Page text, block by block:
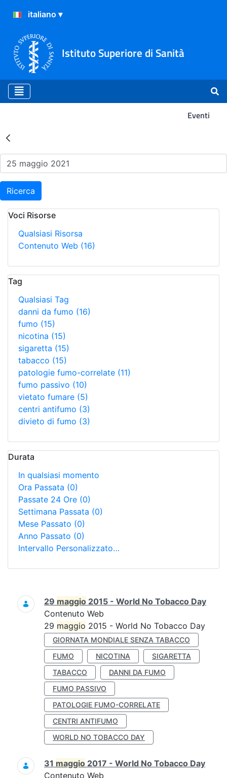
Istituto Superiore di Sanità
Eventi
Risultati della Ricerca -
Ricerca
Voci Risorse
Qualsiasi Risorsa
Contenuto Web (16)
Tag
Qualsiasi Tag
danni da fumo (16)
fumo (15)
nicotina (15)
sigaretta (15)
tabacco (15)
patologie fumo-correlate (11)
fumo passivo (10)
vietato fumare (5)
centri antifumo (3)
divieto di fumo (3)
Durata
In qualsiasi momento
Ora Passata (0)
Passate 24 Ore (0)
Settimana Passata (0)
Mese Passato (0)
Anno Passato (0)
Intervallo Personalizzato…
Ricerca
29 maggio 2015 - World No Tobacco Day
Contenuto Web
29 maggio 2015 - World No Tobacco Day
GIORNATA MONDIALE SENZA TABACCO
FUMO
NICOTINA
SIGARETTA
TABACCO
DANNI DA FUMO
FUMO PASSIVO
PATOLOGIE FUMO-CORRELATE
CENTRI ANTIFUMO
WORLD NO TOBACCO DAY
31 maggio 2017 - World No Tobacco Day
Contenuto Web